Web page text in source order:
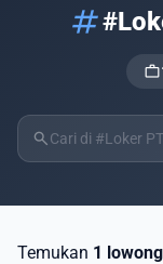
tag
work
search
Temukan 1